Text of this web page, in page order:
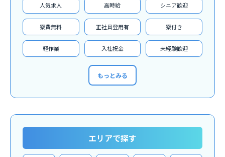
人気求人 高時給 シニア歓迎
寮費無料 正社員登用有 寮付き
軽作業 入社祝金 未経験歓迎
もっとみる
エリアで探す